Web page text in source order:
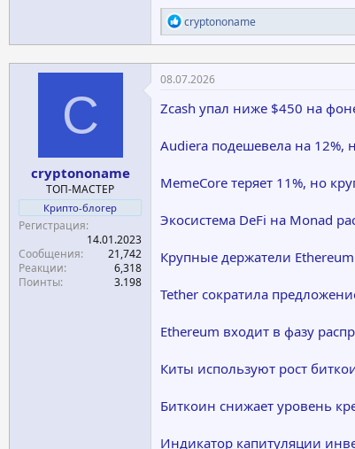
Р
е
а
к
ц
и
и
cryptononame
C
cryptononame
ТОП-МАСТЕР
Крипто-блогер
Регистрация
14.01.2023
Сообщения
21,742
Реакции
6,318
Поинты
3.198
08.07.2026
Zcash упал ниже $450 на
Audiera подешевела на 12%,
MemeCore теряет 11%, но
Экосистема DeFi на Monad
Крупные держатели
Tether сократила
Ethereum входит в фазу
Киты используют рост
Биткоин снижает уровень
Индикатор капитуляции